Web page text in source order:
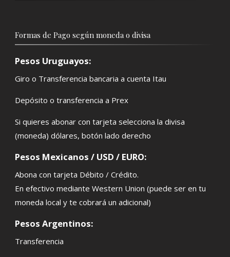
Formas de Pago según moneda o divisa
Pesos Uruguayos:
Giro o Transferencia bancaria a cuenta Itau
Depósito o transferencia a Prex
Si quieres abonar con tarjeta selecciona la divisa
(moneda) dólares, botón lado derecho
Pesos Mexicanos / USD / EURO:
Abona con tarjeta Débito / Crédito.
En efectivo mediante Western Union (puede ser en tu
moneda local y te cobrará un adicional)
Pesos Argentinos:
Transferencia